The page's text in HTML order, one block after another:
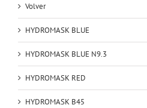
Volver
HYDROMASK BLUE
HYDROMASK BLUE N9.3
HYDROMASK RED
HYDROMASK B45